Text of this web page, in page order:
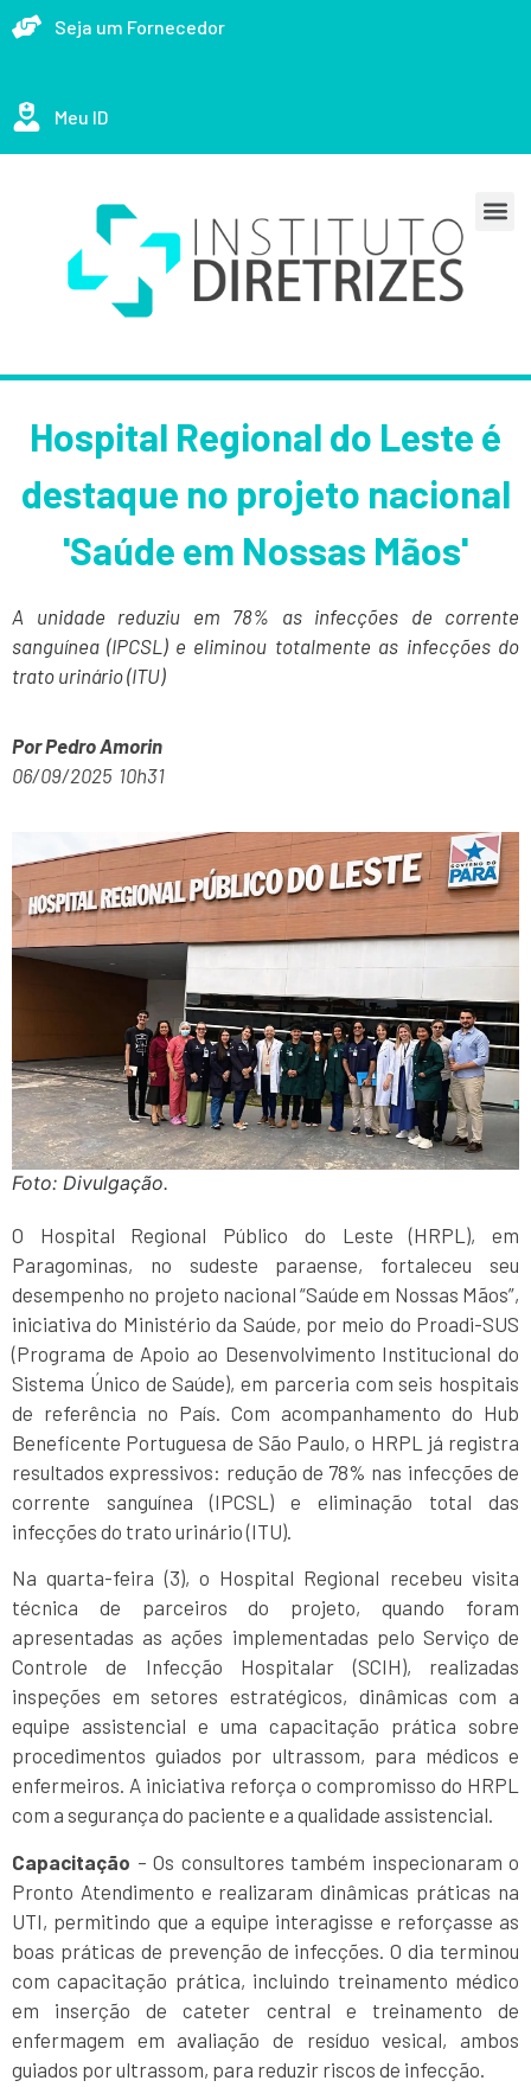
Seja um Fornecedor
Meu ID
Hospital Regional do Leste é
destaque no projeto nacional
'Saúde em Nossas Mãos'
A unidade reduziu em 78% as infecções de corrente
sanguínea (IPCSL) e eliminou totalmente as infecções do
trato urinário (ITU)
Por Pedro Amorin
06/09/2025 10h31
Foto: Divulgação.
O Hospital Regional Público do Leste (HRPL), em
Paragominas, no sudeste paraense, fortaleceu seu
desempenho no projeto nacional “Saúde em Nossas Mãos”,
iniciativa do Ministério da Saúde, por meio do Proadi-SUS
(Programa de Apoio ao Desenvolvimento Institucional do
Sistema Único de Saúde), em parceria com seis hospitais
de referência no País. Com acompanhamento do Hub
Beneficente Portuguesa de São Paulo, o HRPL já registra
resultados expressivos: redução de 78% nas infecções de
corrente sanguínea (IPCSL) e eliminação total das
infecções do trato urinário (ITU).
Na quarta-feira (3), o Hospital Regional recebeu visita
técnica de parceiros do projeto, quando foram
apresentadas as ações implementadas pelo Serviço de
Controle de Infecção Hospitalar (SCIH), realizadas
inspeções em setores estratégicos, dinâmicas com a
equipe assistencial e uma capacitação prática sobre
procedimentos guiados por ultrassom, para médicos e
enfermeiros. A iniciativa reforça o compromisso do HRPL
com a segurança do paciente e a qualidade assistencial.
Capacitação – Os consultores também inspecionaram o
Pronto Atendimento e realizaram dinâmicas práticas na
UTI, permitindo que a equipe interagisse e reforçasse as
boas práticas de prevenção de infecções. O dia terminou
com capacitação prática, incluindo treinamento médico
em inserção de cateter central e treinamento de
enfermagem em avaliação de resíduo vesical, ambos
guiados por ultrassom, para reduzir riscos de infecção.